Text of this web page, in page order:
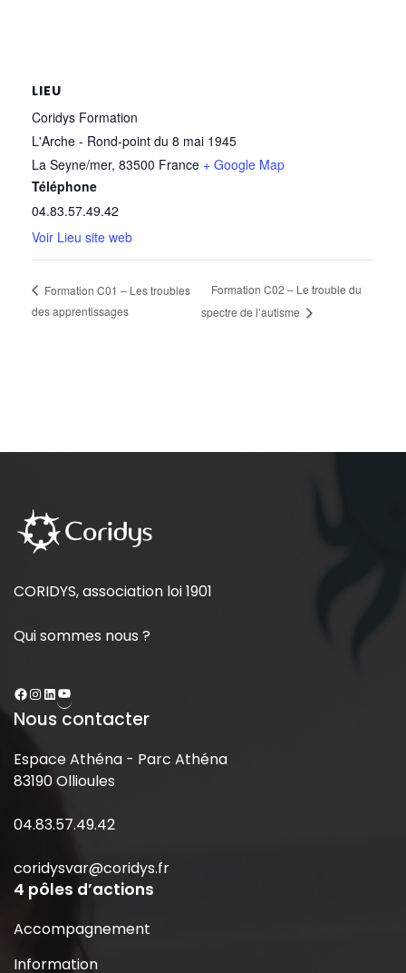
LIEU
Coridys Formation
L'Arche - Rond-point du 8 mai 1945
La Seyne/mer, 83500 France + Google Map
Téléphone
04.83.57.49.42
Voir Lieu site web
Formation C01 – Les troubles
des apprentissages
Formation C02 – Le trouble du
spectre de l’autisme
CORIDYS, association loi 1901
Qui sommes nous ?
Nous contacter
Espace Athéna - Parc Athéna
83190 Ollioules
04.83.57.49.42
coridysvar@coridys.fr
4 pôles d’actions
Accompagnement
Information